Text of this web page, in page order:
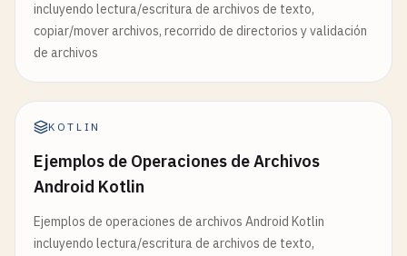
incluyendo lectura/escritura de archivos de texto,
copiar/mover archivos, recorrido de directorios y validación
de archivos
KOTLIN
Ejemplos de Operaciones de Archivos
Android Kotlin
Ejemplos de operaciones de archivos Android Kotlin
incluyendo lectura/escritura de archivos de texto,